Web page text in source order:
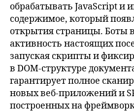
обрабатывать JavaScript и
содержимое, который
открытия страницы. Боты
активность настоящих
запуская скрипты и
в DOM-структуре
гарантирует полное
новых веб-приложений и
построенных на